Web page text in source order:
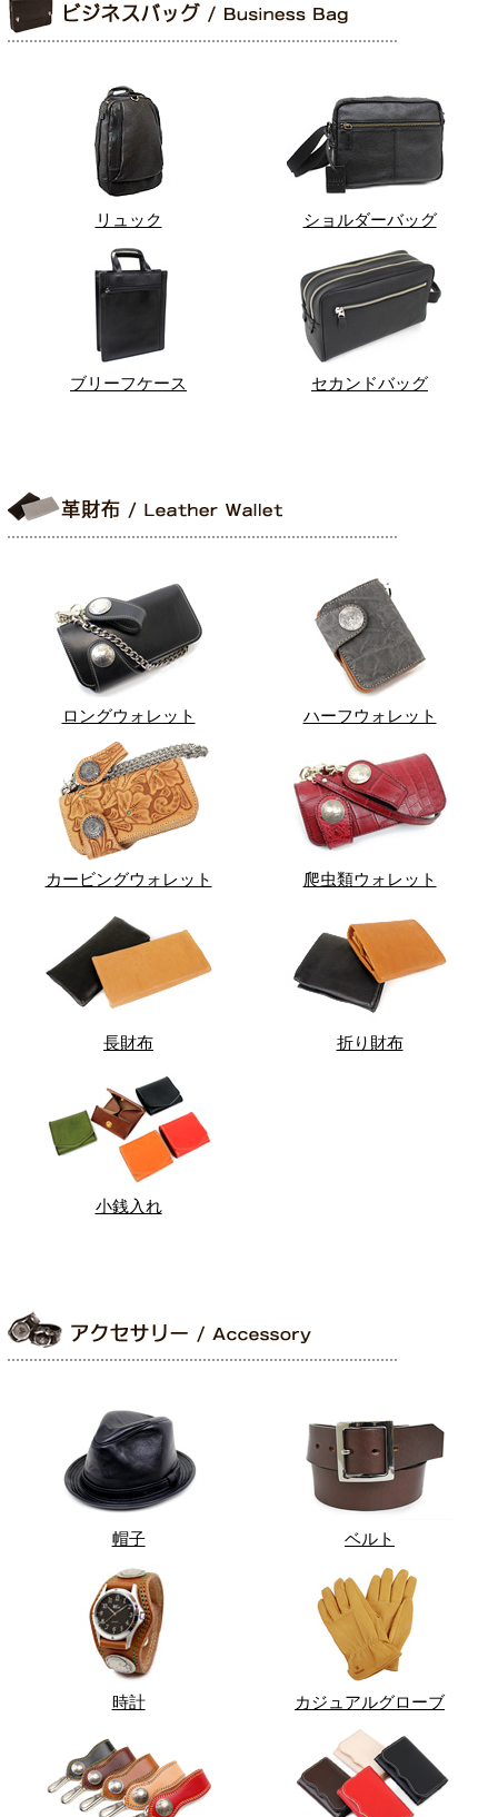
リュック ショルダーバッグ
ブリーフケース セカンドバッグ
ロングウォレット ハーフウォレット
カービングウォレット 爬虫類ウォレット
長財布 折り財布
小銭入れ
帽子 ベルト
時計 カジュアルグローブ